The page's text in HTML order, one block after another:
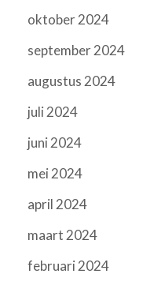
oktober 2024
september 2024
augustus 2024
juli 2024
juni 2024
mei 2024
april 2024
maart 2024
februari 2024